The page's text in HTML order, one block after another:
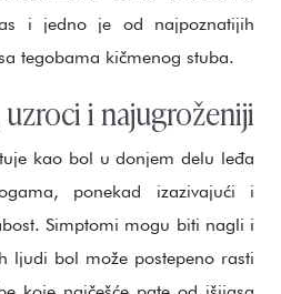
i jedno je od najpoznatijih
tegobama kičmenog stuba.
i najugroženiji
kao bol u donjem delu leđa
ponekad izazivajući i
Simptomi mogu biti nagli i
ljudi bol može postepeno rasti